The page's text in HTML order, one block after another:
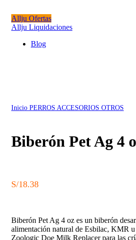
Allju Ofertas
Allju Liquidaciones
Blog
Inicio PERROS ACCESORIOS OTROS
Biberón Pet Ag 4
S/18.38
Biberón Pet Ag 4 oz es un biberón
alimentación natural de Esbilac, KMR
Zoologic Doe Milk Replacer para las